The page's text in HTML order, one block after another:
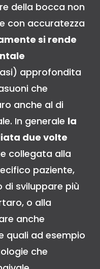
della bocca non
con accuratezza
si rende
approfondita
che
anche al di
In generale la
due volte
collegata alla
paziente,
di sviluppare più
o alla
anche
quali ad esempio
che